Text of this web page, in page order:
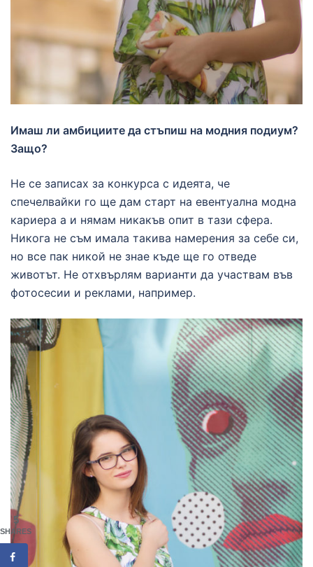
Имаш ли амбициите да стъпиш на модния подиум?
Защо?
Не се записах за конкурса с идеята, че
спечелвайки го ще дам старт на евентуална модна
кариера а и нямам никакъв опит в тази сфера.
Никога не съм имала такива намерения за себе си,
но все пак никой не знае къде ще го отведе
животът. Не отхвърлям варианти да участвам във
фотосесии и реклами, например.
5
SHARES